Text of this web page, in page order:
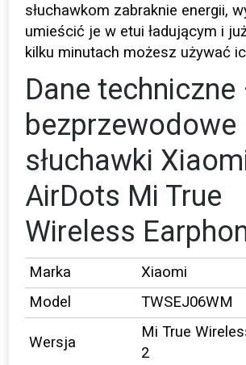
słuchawkom zabraknie energii,
umieścić je w etui ładującym i
kilku minutach możesz używać
Dane techniczne
bezprzewodowe
słuchawki
AirDots Mi True
Wireless
Marka
Xiaomi
Model
TWSEJ06WM
Wersja
Mi True
2